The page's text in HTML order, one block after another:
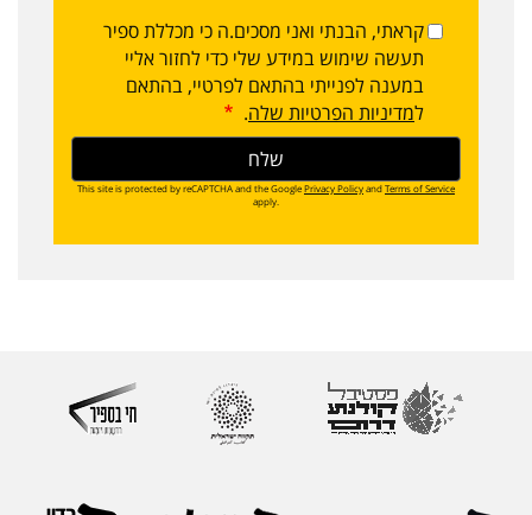
קראתי, הבנתי ואני מסכים.ה כי מכללת ספיר
תעשה שימוש במידע שלי כדי לחזור אליי
במענה לפנייתי בהתאם לפרטיי, בהתאם
למדיניות הפרטיות שלה.
This site is protected by reCAPTCHA and the GooglePrivacy PolicyandTerms of Service
apply.